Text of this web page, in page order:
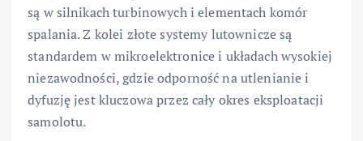
są w silnikach turbinowych i elementach komór
spalania. Z kolei złote systemy lutownicze są
standardem w mikroelektronice i układach wysokiej
niezawodności, gdzie odporność na utlenianie i
dyfuzję jest kluczowa przez cały okres eksploatacji
samolotu.